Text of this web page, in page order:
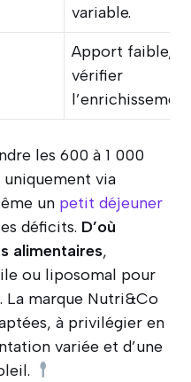
variable.
Apport faible,
vérifier
les 600 à 1 000
via
un petit déjeuner
déficits. D’où
alimentaires,
ou liposomal pour
La marque Nutri&Co
à privilégier en
variée et d’une